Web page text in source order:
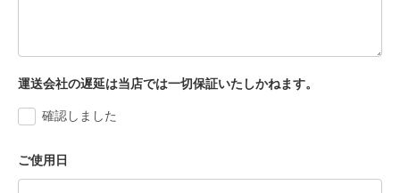
運送会社の遅延は当店では一切保証いたしかねます。
確認しました
ご使用日